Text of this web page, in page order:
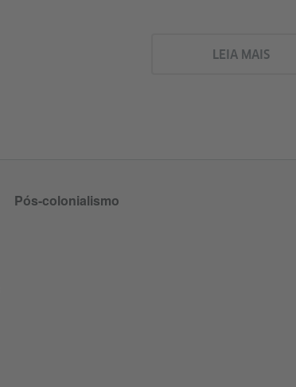
LEIA MAIS
Pós-colonialismo